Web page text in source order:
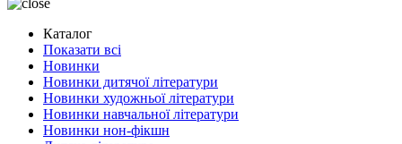
Каталог
Показати всі
Новинки
Новинки дитячої літератури
Новинки художньої літератури
Новинки навчальної літератури
Новинки нон-фікшн